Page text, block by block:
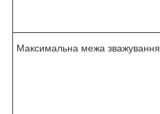
Максимальна межа зважування